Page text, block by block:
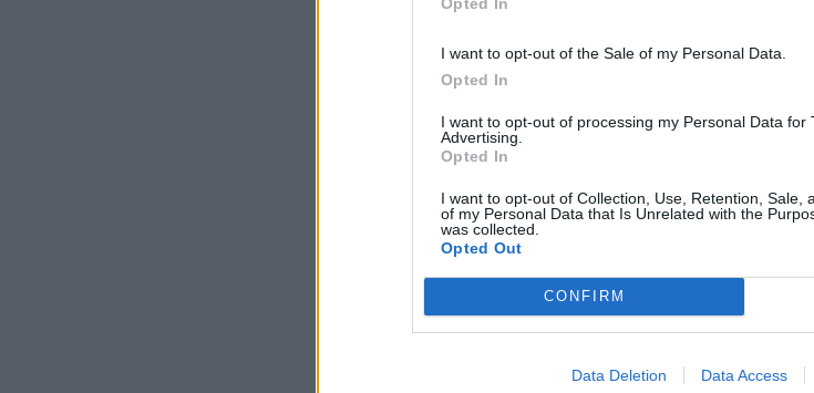
I want to opt-out of the Sale of my Personal Data.
Opted In
I want to opt-out of processing my Personal Data for
Advertising.
Opted In
I want to opt-out of Collection, Use, Retention, Sale,
of my Personal Data that Is Unrelated with the
was collected.
Opted Out
CONFIRM
Data Deletion Data Access